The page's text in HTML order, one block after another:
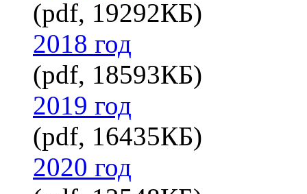
(pdf, 19292КБ)
2018 год
(pdf, 18593КБ)
2019 год
(pdf, 16435КБ)
2020 год